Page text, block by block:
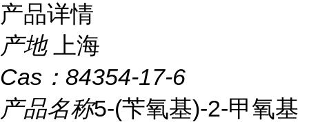
产品详情
产地
上海
Cas： 84354-17-6
产品名称5-(苄氧基)-2-甲氧基